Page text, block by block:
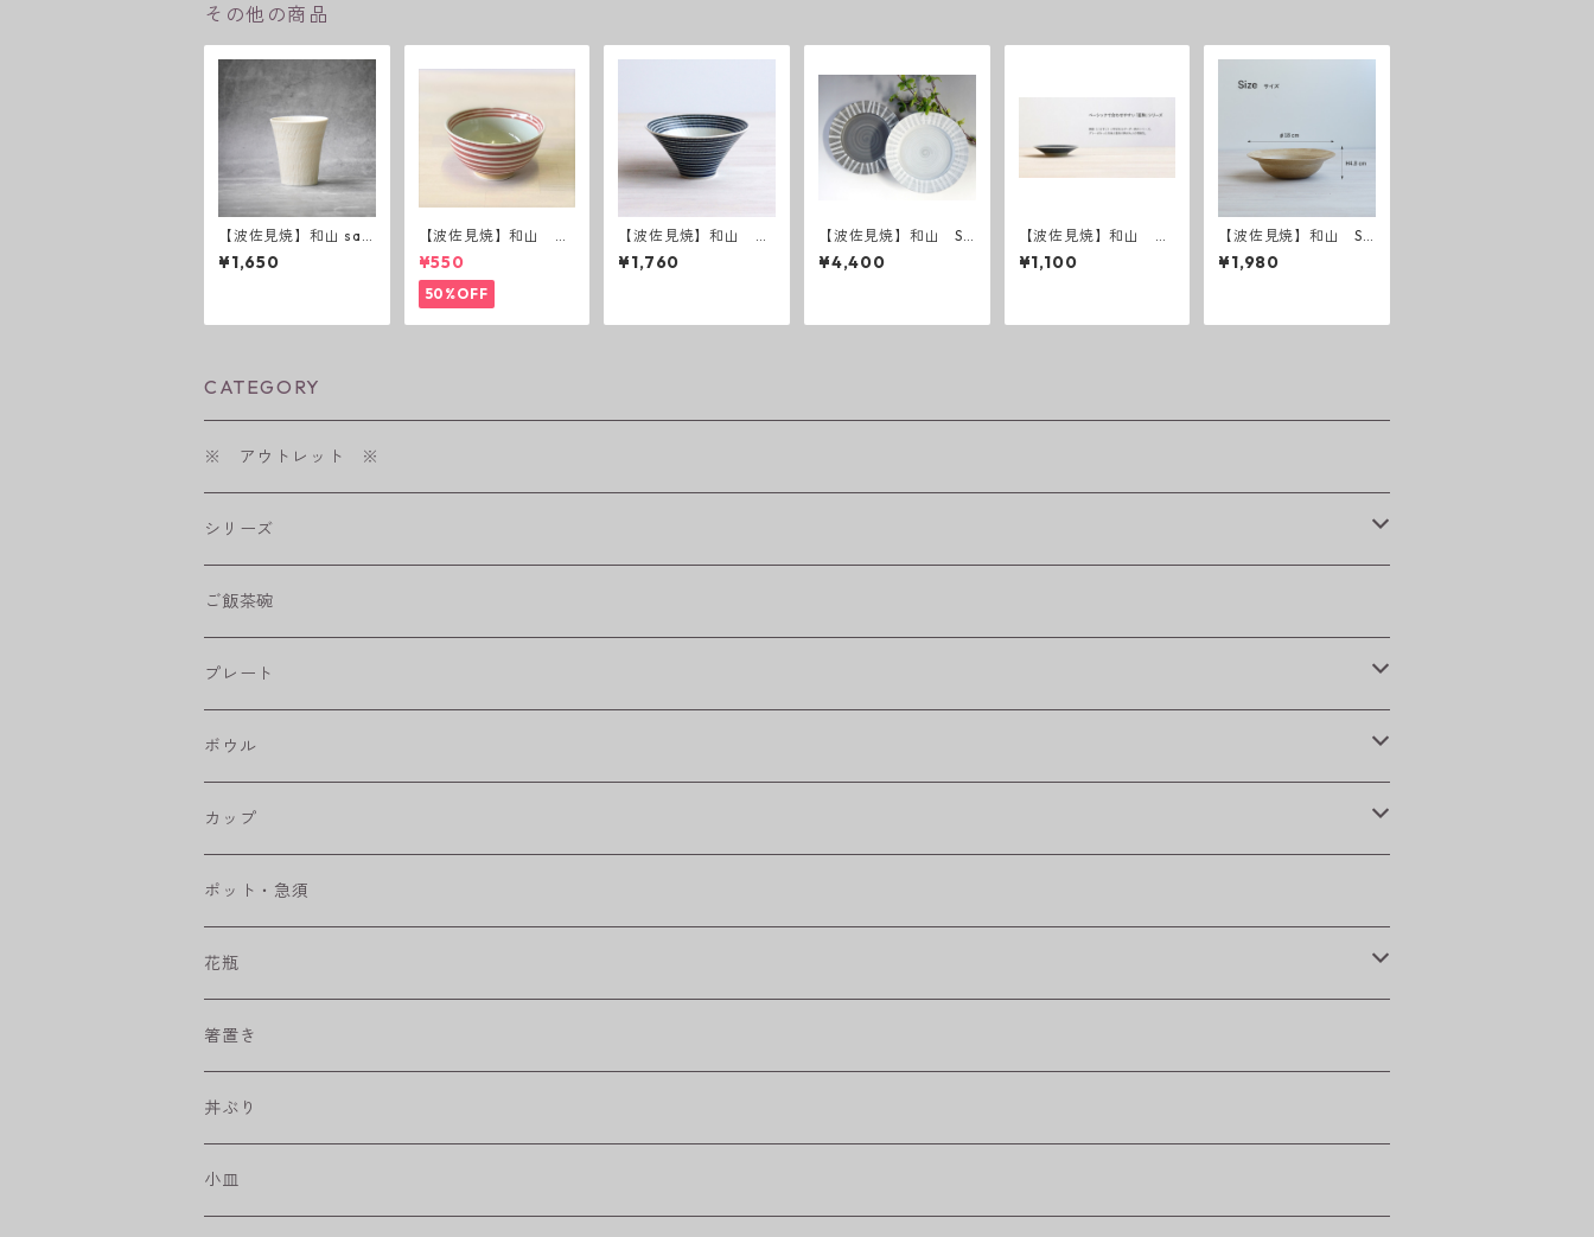
その他の商品
【波佐見焼】和山 saz
anami 反コップ
¥1,650
【波佐見焼】和山 ボ
ーダー茶碗 赤
¥550
50%OFF
【波佐見焼】和山 ボ
ーダー柄「藍駒」反り
碗中
¥1,760
【波佐見焼】和山 Sh
abby chic style 25 (
ダークグレー ／ ライ
¥4,400
【波佐見焼】和山 ボ
ーダー柄 「藍駒」小
皿
¥1,100
【波佐見焼】和山 Sh
abby chic style ボウ
ル中
¥1,980
CATEGORY
※ アウトレット ※
シリーズ
shabby chic style
フラワーパレード
八角シリーズ
RONDE
ベベルボウル
プリーツ
藍駒
ワビカップ
ハンディ小皿
ご飯茶碗
プレート
楕円皿
丸皿
長皿
角皿
取皿
盛皿
カレー＆パスタ皿
ボウル
大鉢
中鉢
小鉢
カップ
カップ
マグカップ
フリーカップ
そば猪口
ポット・急須
花瓶
水差し
箸置き
丼ぶり
小皿